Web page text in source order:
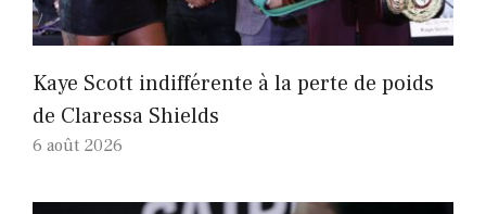
Kaye Scott indifférente à la perte de poids
de Claressa Shields
6 août 2026